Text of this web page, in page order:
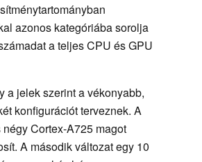
azonos kategóriába sorolja
a teljes CPU és GPU
a jelek szerint a vékonyabb,
konfigurációt terveznek. A
Cortex-A725 magot
A második változat egy 10